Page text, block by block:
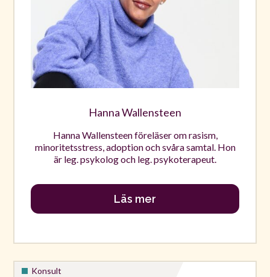
Hanna Wallensteen
Hanna Wallensteen föreläser om rasism,
minoritetsstress, adoption och svåra samtal. Hon
är leg. psykolog och leg. psykoterapeut.
Läs mer
Konsult